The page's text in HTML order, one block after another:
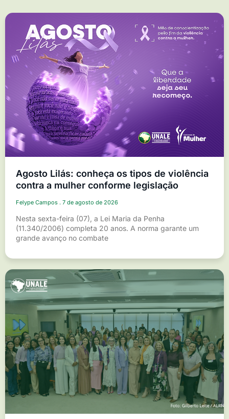
Agosto Lilás: conheça os tipos de violência
contra a mulher conforme legislação
Felype Campos 7 de agosto de 2026
Nesta sexta-feira (07), a Lei Maria da Penha
(11.340/2006) completa 20 anos. A norma garante um
grande avanço no combate